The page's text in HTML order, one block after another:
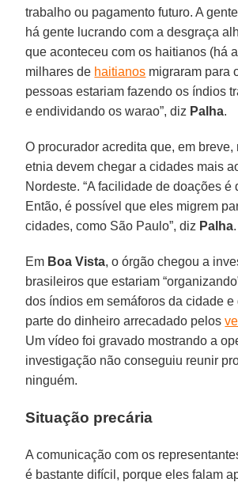
trabalho ou pagamento futuro. A
há gente lucrando com a desgraça
que aconteceu com os haitianos (há
milhares de haitianos migraram para
pessoas estariam fazendo os índios
e endividando os warao”, diz Palha.
O procurador acredita que, em breve,
etnia devem chegar a cidades mais
Nordeste. “A facilidade de doações é
Então, é possível que eles migrem
cidades, como São Paulo”, diz Palha.
Em Boa Vista, o órgão chegou a
brasileiros que estariam
dos índios em semáforos da cidade
parte do dinheiro arrecadado pelos
Um vídeo foi gravado mostrando a
investigação não conseguiu reunir
ninguém.
Situação precária
A comunicação com os
é bastante difícil, porque eles falam